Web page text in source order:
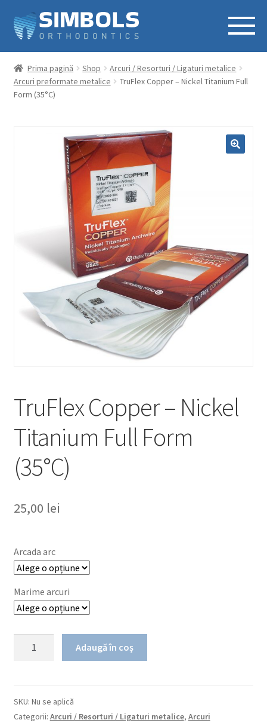
Prima pagină Shop
Arcuri / Resorturi / Ligaturi metalice
Arcuri preformate metalice
TruFlex Copper – Nickel Titanium Full
Form (35°C)
TruFlex Copper – Nickel
Titanium Full Form
(35°C)
25,00 lei
Arcada arc
Marime arcuri
Nickel
Titanium
Adaugă în coș
SKU: Nu se aplică
Categorii: Arcuri / Resorturi / Ligaturi metalice, Arcuri